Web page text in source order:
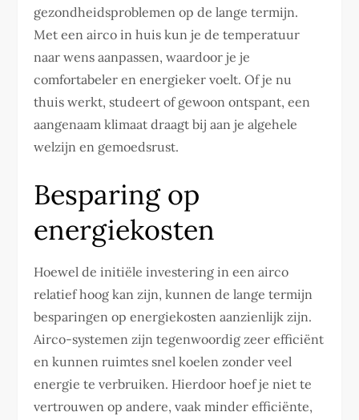
gezondheidsproblemen op de lange termijn.
Met een airco in huis kun je de temperatuur
naar wens aanpassen, waardoor je je
comfortabeler en energieker voelt. Of je nu
thuis werkt, studeert of gewoon ontspant, een
aangenaam klimaat draagt bij aan je algehele
welzijn en gemoedsrust.
Besparing op
energiekosten
Hoewel de initiële investering in een airco
relatief hoog kan zijn, kunnen de lange termijn
besparingen op energiekosten aanzienlijk zijn.
Airco-systemen zijn tegenwoordig zeer efficiënt
en kunnen ruimtes snel koelen zonder veel
energie te verbruiken. Hierdoor hoef je niet te
vertrouwen op andere, vaak minder efficiënte,